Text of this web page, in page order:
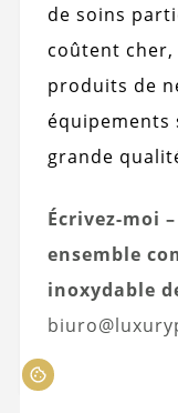
de soins
coûtent cher,
produits de
équipements
grande
Écrivez-moi
ensemble
inoxydable